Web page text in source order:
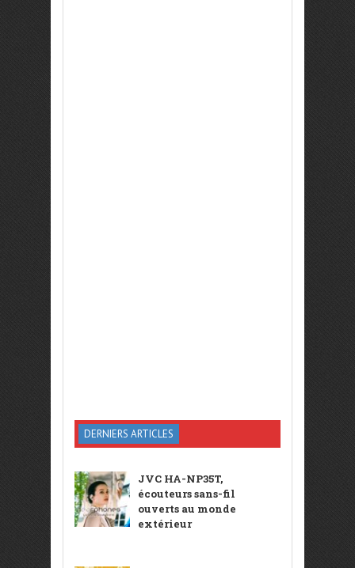
DERNIERS ARTICLES
JVC HA-NP35T,
écouteurs sans-fil
ouverts au monde
extérieur